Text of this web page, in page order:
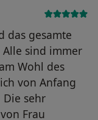
das gesamte
Alle sind immer
Wohl des
von Anfang
sehr
Frau